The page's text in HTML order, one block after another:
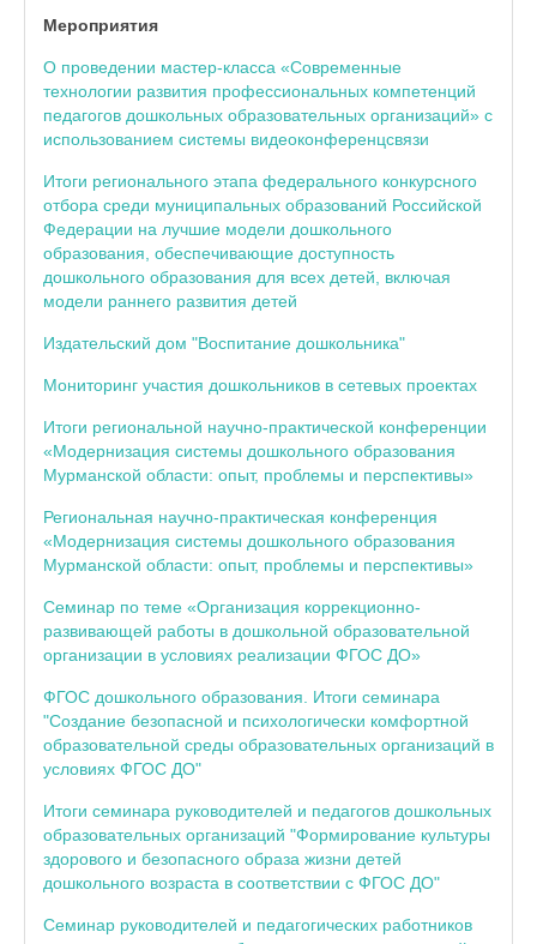
Мероприятия
О проведении мастер-класса «Современные
технологии развития профессиональных компетенций
педагогов дошкольных образовательных организаций» с
использованием системы видеоконференцсвязи
Итоги регионального этапа федерального конкурсного
отбора среди муниципальных образований Российской
Федерации на лучшие модели дошкольного
образования, обеспечивающие доступность
дошкольного образования для всех детей, включая
модели раннего развития детей
Издательский дом "Воспитание дошкольника"
Мониторинг участия дошкольников в сетевых проектах
Итоги региональной научно-практической конференции
«Модернизация системы дошкольного образования
Мурманской области: опыт, проблемы и перспективы»
Региональная научно-практическая конференция
«Модернизация системы дошкольного образования
Мурманской области: опыт, проблемы и перспективы»
Семинар по теме «Организация коррекционно-
развивающей работы в дошкольной образовательной
организации в условиях реализации ФГОС ДО»
ФГОС дошкольного образования. Итоги семинара
"Создание безопасной и психологически комфортной
образовательной среды образовательных организаций в
условиях ФГОС ДО"
Итоги семинара руководителей и педагогов дошкольных
образовательных организаций "Формирование культуры
здорового и безопасного образа жизни детей
дошкольного возраста в соответствии с ФГОС ДО"
Семинар руководителей и педагогических работников